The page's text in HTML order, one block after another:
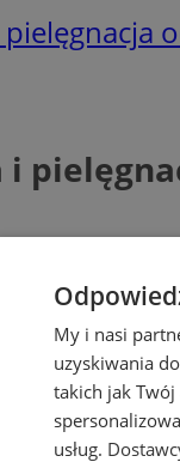
My i nasi
uzyskiwania
takich jak
usług.